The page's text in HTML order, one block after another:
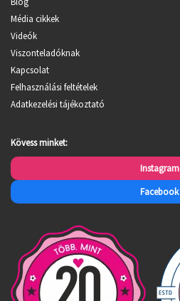
Média cikkek
Videók
Viszonteladóknak
Kapcsolat
Felhasználási feltételek
Adatkezelési tájékoztató
Kövess minket:
Instagram
Facebook